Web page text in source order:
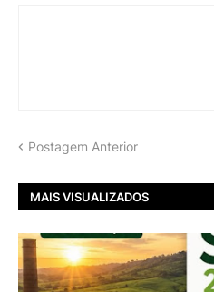
Postagem Anterior
MAIS VISUALIZADOS